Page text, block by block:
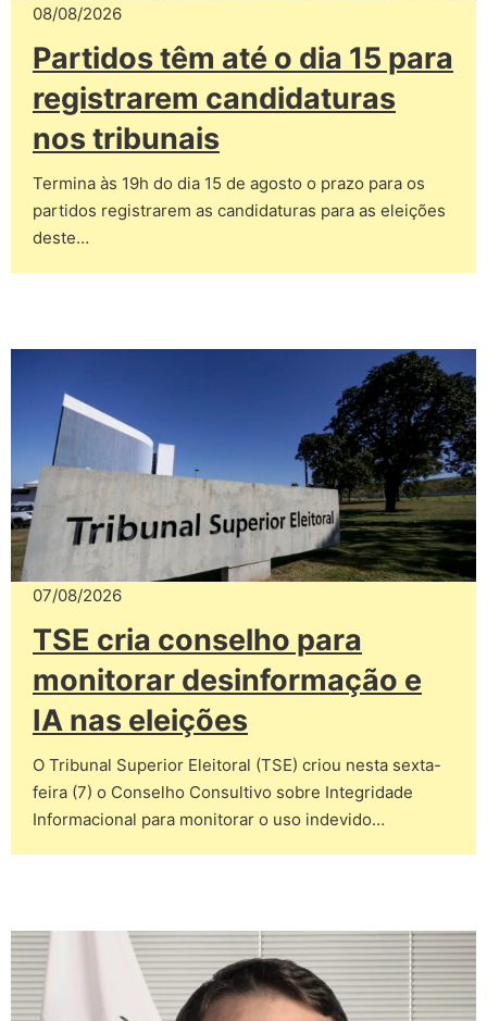
08/08/2026
Partidos têm até o dia 15 para
registrarem candidaturas
nos tribunais
Termina às 19h do dia 15 de agosto o prazo para os
partidos registrarem as candidaturas para as eleições
deste…
07/08/2026
TSE cria conselho para
monitorar desinformação e
IA nas eleições
O Tribunal Superior Eleitoral (TSE) criou nesta sexta-
feira (7) o Conselho Consultivo sobre Integridade
Informacional para monitorar o uso indevido…